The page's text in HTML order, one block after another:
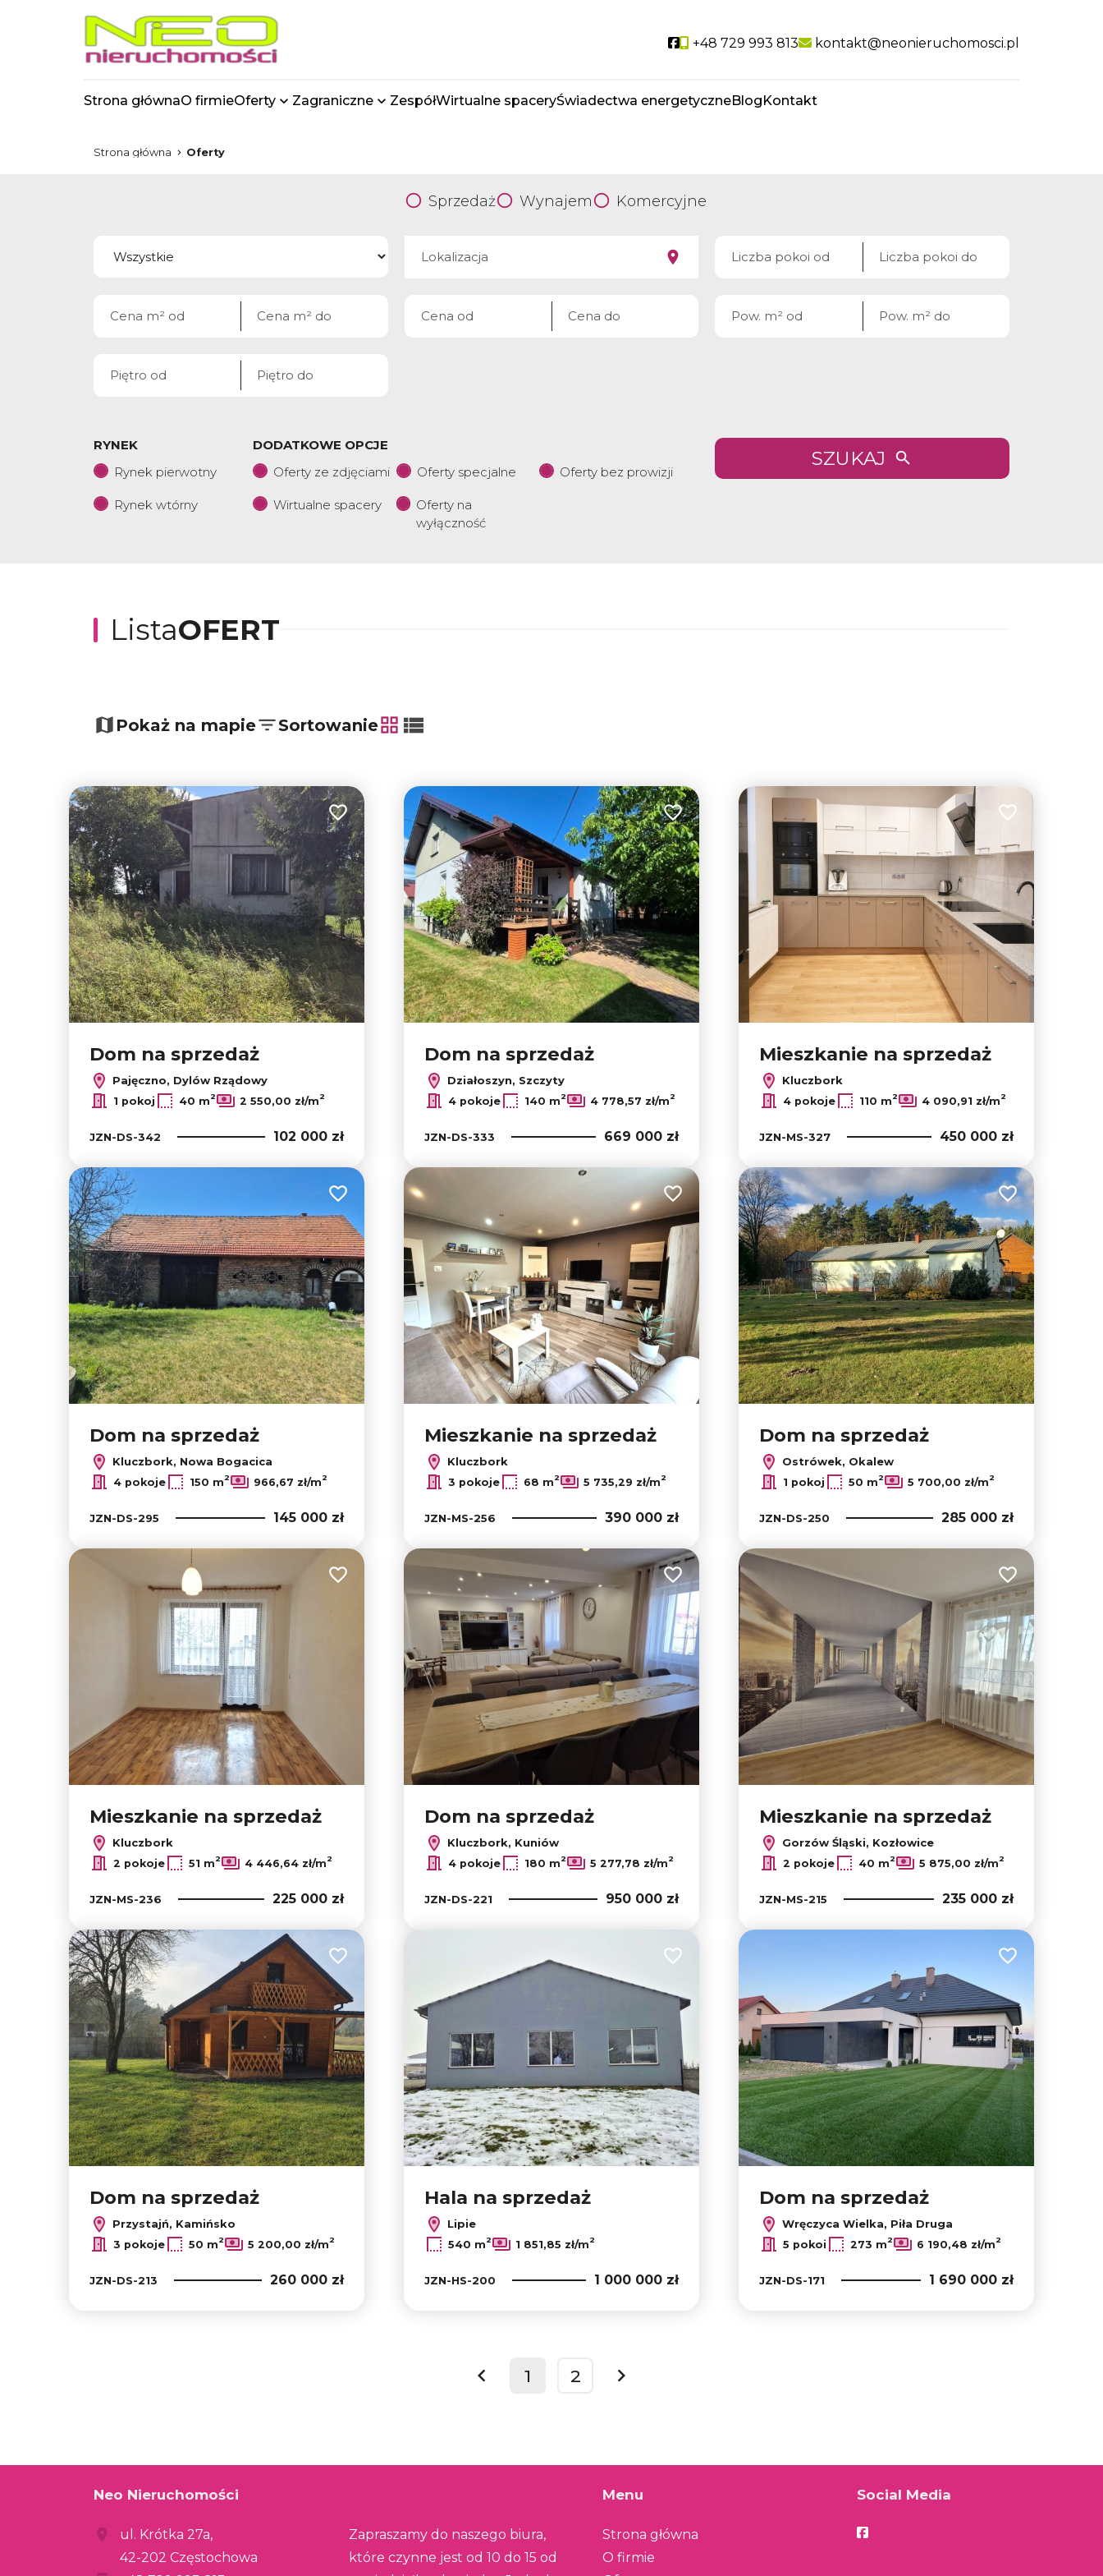
Social link
+48 729 993 813 kontakt@neonieruchomosci.pl
Strona głównaO firmieOferty Zagraniczne ZespółWirtualne spaceryŚwiadectwa energetyczneBlogKontakt
Strona główna Oferty
Sprzedaż Wynajem Komercyjne
RYNEK
Rynek pierwotny
Rynek wtórny
DODATKOWE OPCJE
Oferty ze zdjęciami
Oferty specjalne Oferty bez prowizji
Wirtualne spacery
Oferty na
wyłączność
SZUKAJ
ListaOFERT
3
2
6
7
4
−
Leaflet|© OpenMapTiles
Pokaż na mapie Sortowanie
tabela
lista
Dodaj do ulubionych
Dom na sprzedaż
Pajęczno, Dylów Rządowy
1 pokoj 40 m2 2 550,00 zł/m2
JZN-DS-342 102 000 zł
Dodaj do ulubionych
Dom na sprzedaż
Działoszyn, Szczyty
4 pokoje 140 m2 4 778,57 zł/m2
JZN-DS-333 669 000 zł
Dodaj do
Mieszkanie na sprzedaż
Kluczbork
4 pokoje 110 m2 4 090,91 zł/m2
JZN-MS-327 450 000 zł
Dodaj do ulubionych
Dom na sprzedaż
Kluczbork, Nowa Bogacica
4 pokoje 150 m2 966,67 zł/m2
JZN-DS-295 145 000 zł
Dodaj do ulubionych
Mieszkanie na sprzedaż
Kluczbork
3 pokoje 68 m2 5 735,29 zł/m2
JZN-MS-256 390 000 zł
Dodaj do
Dom na sprzedaż
Ostrówek, Okalew
1 pokoj 50 m2 5 700,00 zł/m2
JZN-DS-250 285 000 zł
Dodaj do ulubionych
Mieszkanie na sprzedaż
Kluczbork
2 pokoje 51 m2 4 446,64 zł/m2
JZN-MS-236 225 000 zł
Dodaj do ulubionych
Dom na sprzedaż
Kluczbork, Kuniów
4 pokoje 180 m2 5 277,78 zł/m2
JZN-DS-221 950 000 zł
Dodaj do
Mieszkanie na sprzedaż
Gorzów Śląski, Kozłowice
2 pokoje 40 m2 5 875,00 zł/m2
JZN-MS-215 235 000 zł
Dodaj do ulubionych
Dom na sprzedaż
Przystajń, Kamińsko
3 pokoje 50 m2 5 200,00 zł/m2
JZN-DS-213 260 000 zł
Dodaj do ulubionych
Hala na sprzedaż
Lipie
540 m2 1 851,85 zł/m2
JZN-HS-200 1 000 000 zł
Dodaj do
Dom na sprzedaż
Wręczyca Wielka, Piła Druga
5 pokoi 273 m2 6 190,48 zł/m2
JZN-DS-171 1 690 000 zł
prev
1 2
next
Neo Nieruchomości
ul. Krótka 27a,
42-202 Częstochowa
Zapraszamy do naszego biura,
które czynne jest od 10 do 15 od
Menu
Strona główna
O firmie
Social Media
Facebook